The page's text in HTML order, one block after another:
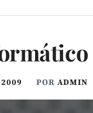
2009 PORADMIN